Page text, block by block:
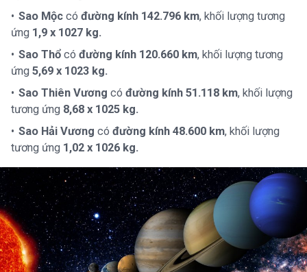
Sao Mộc có đường kính 142.796 km, khối lượng tương
ứng 1,9 x 1027 kg.
Sao Thổ có đường kính 120.660 km, khối lượng tương
ứng 5,69 x 1023 kg.
Sao Thiên Vương có đường kính 51.118 km, khối lượng
tương ứng 8,68 x 1025 kg.
Sao Hải Vương có đường kính 48.600 km, khối lượng
tương ứng 1,02 x 1026 kg.